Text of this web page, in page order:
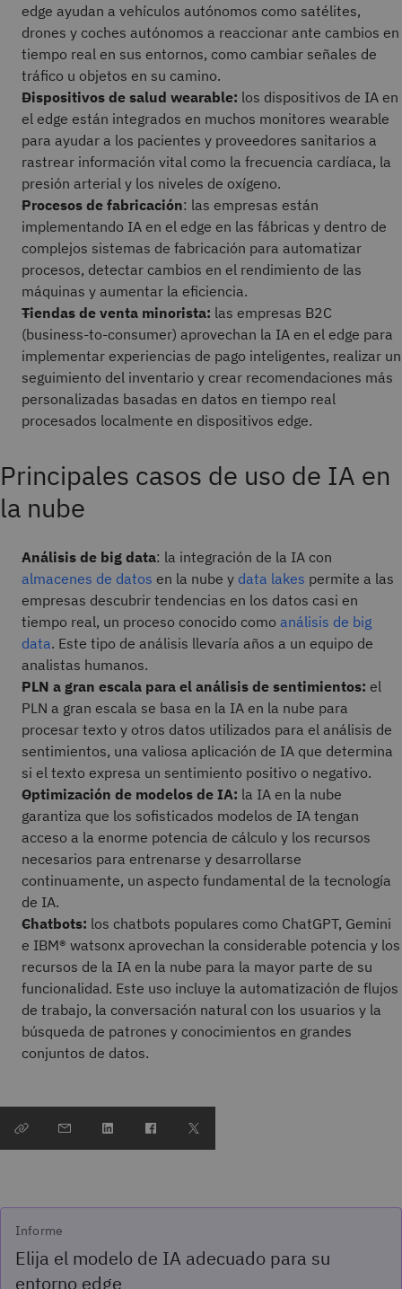
edge ayudan a vehículos autónomos como satélites,
drones y coches autónomos a reaccionar ante cambios en
tiempo real en sus entornos, como cambiar señales de
tráfico u objetos en su camino.
Dispositivos de salud wearable: los dispositivos de IA en
el edge están integrados en muchos monitores wearable
para ayudar a los pacientes y proveedores sanitarios a
rastrear información vital como la frecuencia cardíaca, la
presión arterial y los niveles de oxígeno.
Procesos de fabricación: las empresas están
implementando IA en el edge en las fábricas y dentro de
complejos sistemas de fabricación para automatizar
procesos, detectar cambios en el rendimiento de las
máquinas y aumentar la eficiencia.
Tiendas de venta minorista: las empresas B2C
(business-to-consumer) aprovechan la IA en el edge para
implementar experiencias de pago inteligentes, realizar un
seguimiento del inventario y crear recomendaciones más
personalizadas basadas en datos en tiempo real
procesados localmente en dispositivos edge.
Principales casos de uso de IA en
la nube
Análisis de big data: la integración de la IA con
almacenes de datos en la nube y data lakes permite a las
empresas descubrir tendencias en los datos casi en
tiempo real, un proceso conocido como análisis de big
data. Este tipo de análisis llevaría años a un equipo de
analistas humanos.
PLN a gran escala para el análisis de sentimientos: el
PLN a gran escala se basa en la IA en la nube para
procesar texto y otros datos utilizados para el análisis de
sentimientos, una valiosa aplicación de IA que determina
si el texto expresa un sentimiento positivo o negativo.
Optimización de modelos de IA: la IA en la nube
garantiza que los sofisticados modelos de IA tengan
acceso a la enorme potencia de cálculo y los recursos
necesarios para entrenarse y desarrollarse
continuamente, un aspecto fundamental de la tecnología
de IA.
Chatbots: los chatbots populares como ChatGPT, Gemini
e IBM® watsonx aprovechan la considerable potencia y los
recursos de la IA en la nube para la mayor parte de su
funcionalidad. Este uso incluye la automatización de flujos
de trabajo, la conversación natural con los usuarios y la
búsqueda de patrones y conocimientos en grandes
conjuntos de datos.
Informe
Elija el modelo de IA adecuado para su
entorno edge